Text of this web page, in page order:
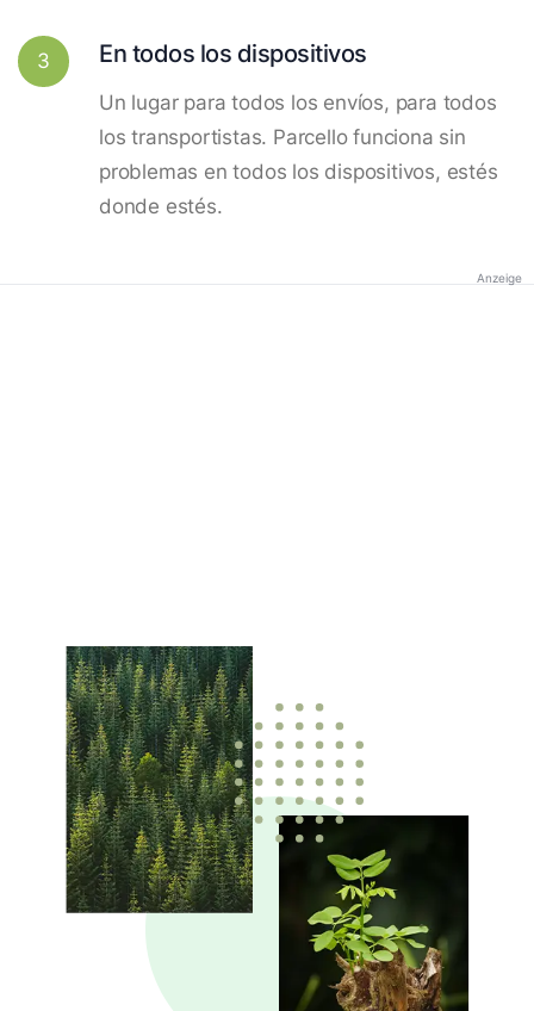
3 En todos los dispositivos
Un lugar para todos los envíos, para todos
los transportistas. Parcello funciona sin
problemas en todos los dispositivos, estés
donde estés.
Anzeige